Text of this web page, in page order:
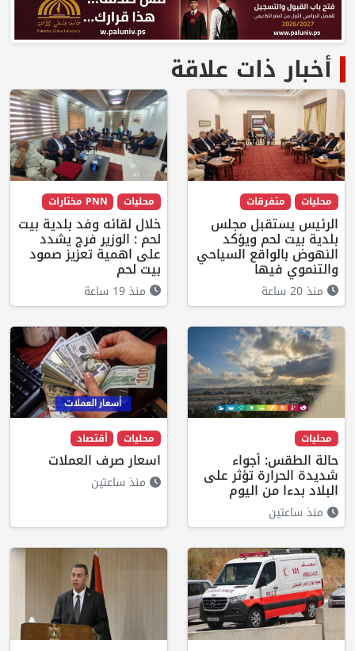
أخبار ذات علاقة
محليات متفرقات
الرئيس يستقبل مجلس
بلدية بيت لحم ويؤكد
النهوض بالواقع السياحي
والتنموي فيها
منذ 20 ساعة
محليات PNN مختارات
خلال لقائه وفد بلدية بيت
لحم : الوزير فرج يشدد
على اهمية تعزيز صمود
بيت لحم
منذ 19 ساعة
محليات
حالة الطقس: أجواء
شديدة الحرارة تؤثر على
البلاد بدءا من اليوم
منذ ساعتين
محليات أقتصاد
اسعار صرف العملات
منذ ساعتين